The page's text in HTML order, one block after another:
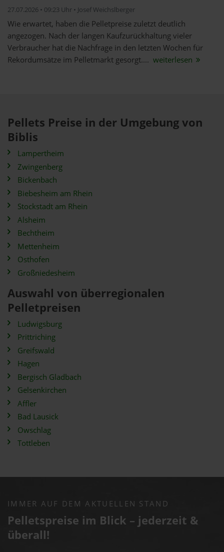
27.07.2026 • 09:23 Uhr • Josef Weichslberger
Wie erwartet, haben die Pelletpreise zuletzt deutlich
angezogen. Nach der langen Kaufzurückhaltung vieler
Verbraucher hat die Nachfrage in den letzten Wochen für
Rekordumsätze im Pelletmarkt gesorgt.... weiterlesen
Pellets Preise in der Umgebung von
Biblis
Lampertheim
Zwingenberg
Bickenbach
Biebesheim am Rhein
Stockstadt am Rhein
Alsheim
Bechtheim
Mettenheim
Osthofen
Großniedesheim
Auswahl von überregionalen
Pelletpreisen
Ludwigsburg
Prittriching
Greifswald
Hagen
Bergisch Gladbach
Gelsenkirchen
Affler
Bad Lausick
Owschlag
Tottleben
IMMER AUF DEM AKTUELLEN STAND
Pelletspreise im Blick – jederzeit &
überall!